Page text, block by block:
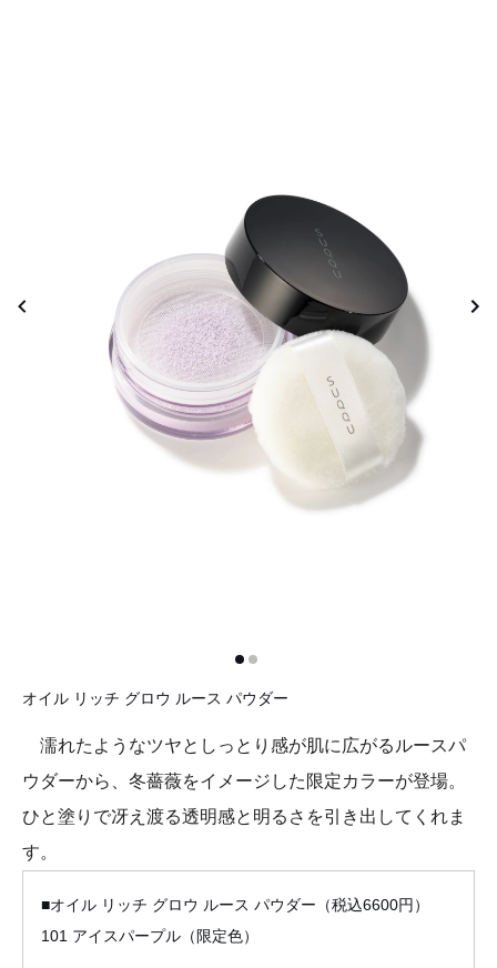
オイル リッチ グロウ ルース パウダー
濡れたようなツヤとしっとり感が肌に広がるルースパ
ウダーから、冬薔薇をイメージした限定カラーが登場。
ひと塗りで冴え渡る透明感と明るさを引き出してくれま
す。
■オイル リッチ グロウ ルース パウダー（税込6600円）
101 アイスパープル（限定色）